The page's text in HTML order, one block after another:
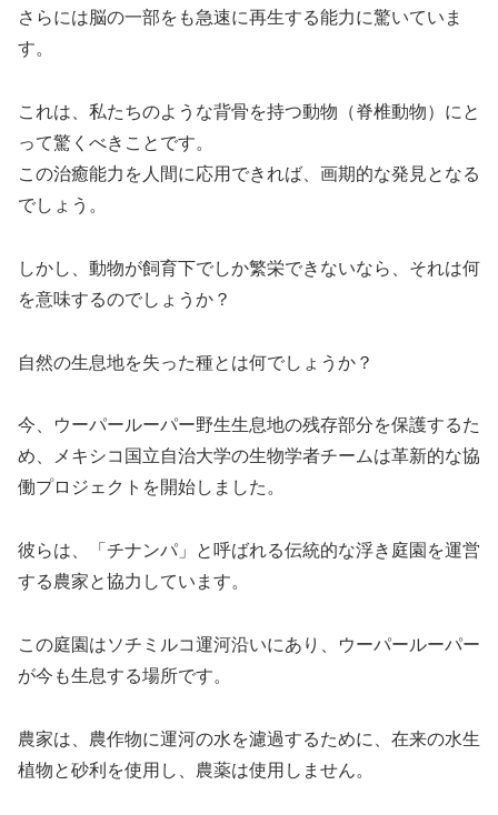
さらには脳の一部をも急速に再生する能力に驚いていま
す。
これは、私たちのような背骨を持つ動物（脊椎動物）にと
って驚くべきことです。
この治癒能力を人間に応用できれば、画期的な発見となる
でしょう。
しかし、動物が飼育下でしか繁栄できないなら、それは何
を意味するのでしょうか？
自然の生息地を失った種とは何でしょうか？
今、ウーパールーパー野生生息地の残存部分を保護するた
め、メキシコ国立自治大学の生物学者チームは革新的な協
働プロジェクトを開始しました。
彼らは、「チナンパ」と呼ばれる伝統的な浮き庭園を運営
する農家と協力しています。
この庭園はソチミルコ運河沿いにあり、ウーパールーパー
が今も生息する場所です。
農家は、農作物に運河の水を濾過するために、在来の水生
植物と砂利を使用し、農薬は使用しません。